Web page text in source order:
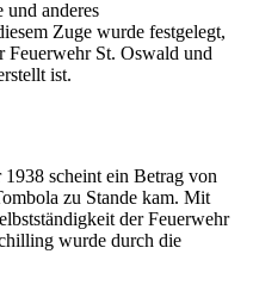
und anderes
Zuge wurde festgelegt,
Feuerwehr St. Oswald und
ist.
scheint ein Betrag von
zu Stande kam. Mit
der Feuerwehr
wurde durch die